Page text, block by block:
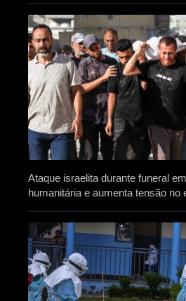
Ataque israelita durante funeral
humanitária e aumenta tensão no